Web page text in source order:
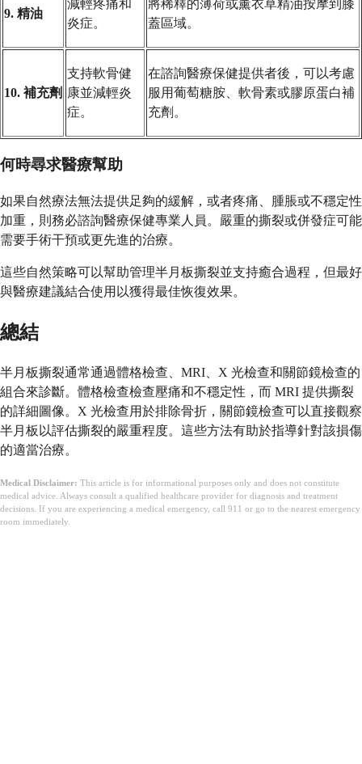
9. 精油
減輕疼痛和
炎症。
將稀釋的薄荷或薰衣草精油按摩到膝
蓋區域。
10. 補充劑
支持軟骨健
康並減輕炎
症。
在諮詢醫療保健提供者後，可以考慮
服用葡萄糖胺、軟骨素或膠原蛋白補
充劑。
何時尋求醫療幫助
如果自然療法無法提供足夠的緩解，或者疼痛、腫脹或不穩定性
加重，則務必諮詢醫療保健專業人員。嚴重的撕裂或併發症可能
需要手術干預或更先進的治療。
這些自然策略可以幫助管理半月板撕裂並支持癒合過程，但最好
與醫療建議結合使用以獲得最佳恢復效果。
總結
半月板撕裂通常通過體格檢查、MRI、X 光檢查和關節鏡檢查的
組合來診斷。體格檢查檢查壓痛和不穩定性，而 MRI 提供撕裂
的詳細圖像。X 光檢查用於排除骨折，關節鏡檢查可以直接觀察
半月板以評估撕裂的嚴重程度。這些方法有助於指導針對該損傷
的適當治療。
Medical Disclaimer: This article is for informational purposes only and does not constitute
medical advice. Always consult a qualified healthcare provider for diagnosis and treatment
decisions. If you are experiencing a medical emergency, call 911 or go to the nearest emergency
room immediately.